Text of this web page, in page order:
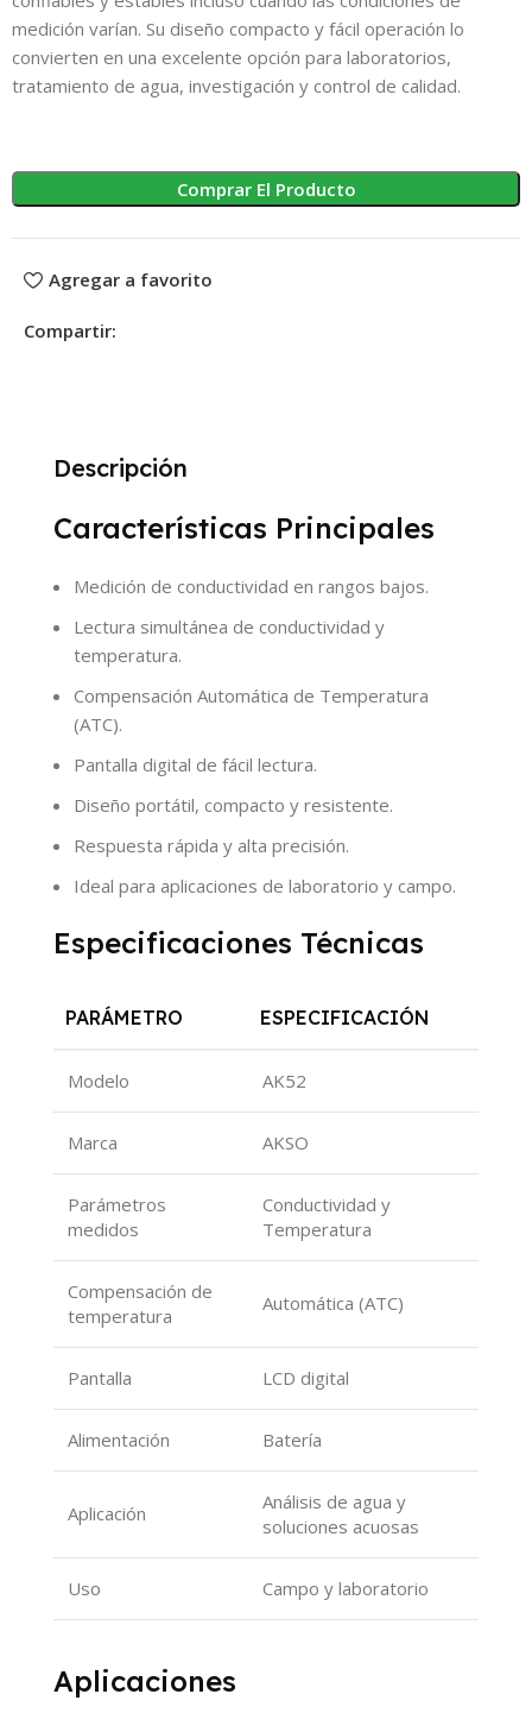
medición varían. Su diseño compacto y fácil operación lo
convierten en una excelente opción para laboratorios,
tratamiento de agua, investigación y control de calidad.
Comprar El Producto
Agregar a favorito
Compartir:
Descripción
Características Principales
Medición de conductividad en rangos bajos.
Lectura simultánea de conductividad y
temperatura.
Compensación Automática de Temperatura
(ATC).
Pantalla digital de fácil lectura.
Diseño portátil, compacto y resistente.
Respuesta rápida y alta precisión.
Ideal para aplicaciones de laboratorio y campo.
Especificaciones Técnicas
PARÁMETRO ESPECIFICACIÓN
Modelo AK52
Marca AKSO
Parámetros
medidos
Conductividad y
Temperatura
Compensación de
temperatura
Automática (ATC)
Pantalla LCD digital
Alimentación Batería
Aplicación
Análisis de agua y
soluciones acuosas
Uso Campo y laboratorio
Aplicaciones